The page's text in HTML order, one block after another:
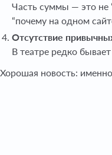
Часть суммы — это не
“почему на одном
Отсутствие
В театре редко
Хорошая новость: